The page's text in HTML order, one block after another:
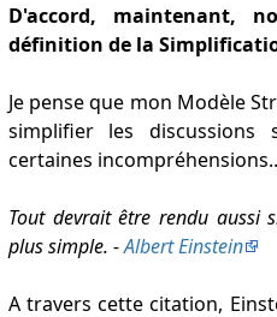
D'accord, maintenant,
définition de la
Je pense que mon Modèle
simplifier les
certaines
Tout devrait être rendu aussi
plus simple. -Albert Einstein
A travers cette citation,